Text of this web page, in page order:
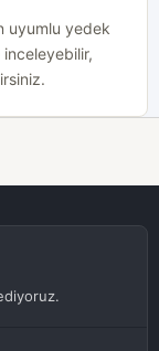
uyumlu yedek